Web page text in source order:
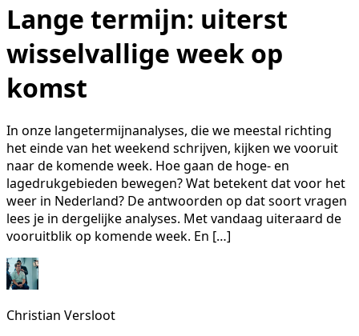
Lange termijn: uiterst
wisselvallige week op
komst
In onze langetermijnanalyses, die we meestal richting
het einde van het weekend schrijven, kijken we vooruit
naar de komende week. Hoe gaan de hoge- en
lagedrukgebieden bewegen? Wat betekent dat voor het
weer in Nederland? De antwoorden op dat soort vragen
lees je in dergelijke analyses. Met vandaag uiteraard de
vooruitblik op komende week. En […]
Christian Versloot